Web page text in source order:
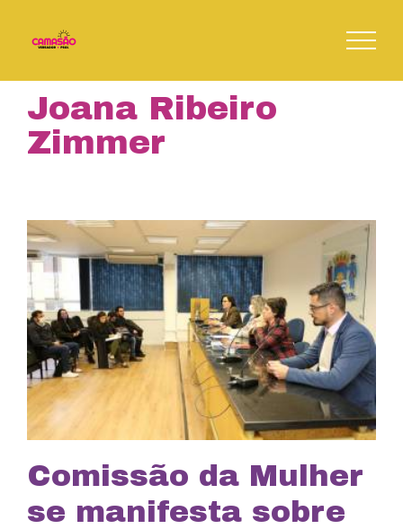
Joana Ribeiro
Zimmer
Comissão da Mulher
se manifesta sobre